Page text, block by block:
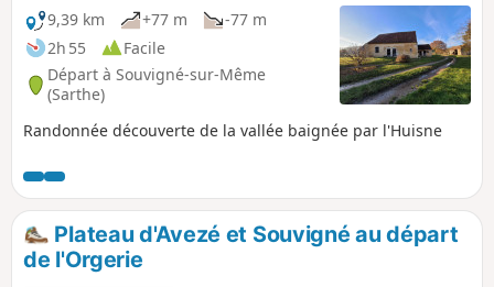
9,39 km
+77 m
-77 m
2h 55
Facile
Départ à Souvigné-sur-Même
(Sarthe)
Randonnée découverte de la vallée baignée par l'Huisne
Plateau d'Avezé et Souvigné au départ
de l'Orgerie